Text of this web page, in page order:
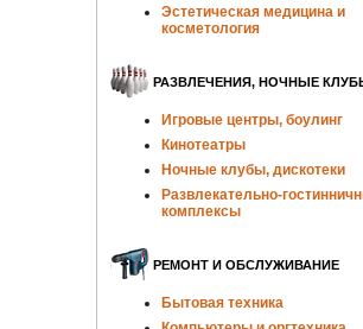
Эстетическая медицина и
косметология
РАЗВЛЕЧЕНИЯ, НОЧНЫЕ
Игровые центры, боулинг
Кинотеатры
Ночные клубы, дискотеки
Развлекательно-
комплексы
РЕМОНТ И ОБСЛУЖИВАНИЕ
Бытовая техника